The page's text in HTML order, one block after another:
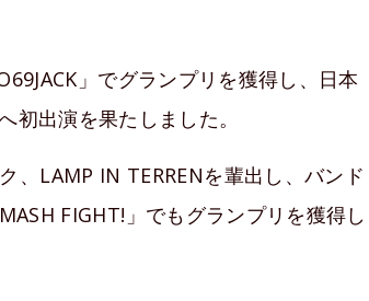
」でグランプリを獲得し、日本
初出演を果たしました。
、LAMP IN TERRENを輩出し、バンド
FIGHT!」でもグランプリを獲得し